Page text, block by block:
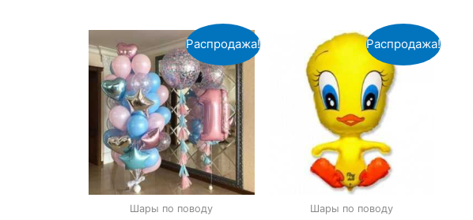
Распродажа!
Шары по поводу
Распродажа!
Шары по поводу